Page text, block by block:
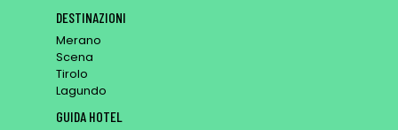
DESTINAZIONI
Merano
Scena
Tirolo
Lagundo
GUIDA HOTEL